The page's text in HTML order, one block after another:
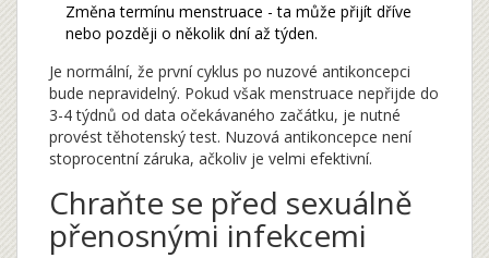
Změna termínu menstruace - ta může přijít dříve
nebo později o několik dní až týden.
Je normální, že první cyklus po nuzové antikoncepci
bude nepravidelný. Pokud však menstruace nepřijde do
3-4 týdnů od data očekávaného začátku, je nutné
provést těhotenský test. Nuzová antikoncepce není
stoprocentní záruka, ačkoliv je velmi efektivní.
Chraňte se před sexuálně
přenosnými infekcemi